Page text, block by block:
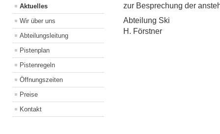
Aktuelles
Wir über uns
Abteilungsleitung
Pistenplan
Pistenregeln
Öffnungszeiten
Preise
Kontakt
zur Besprechung der
Abteilung Ski
H. Förstner